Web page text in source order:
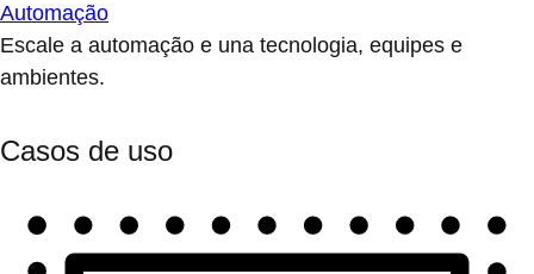
Automação
Escale a automação e una tecnologia, equipes e
ambientes.
Casos de uso